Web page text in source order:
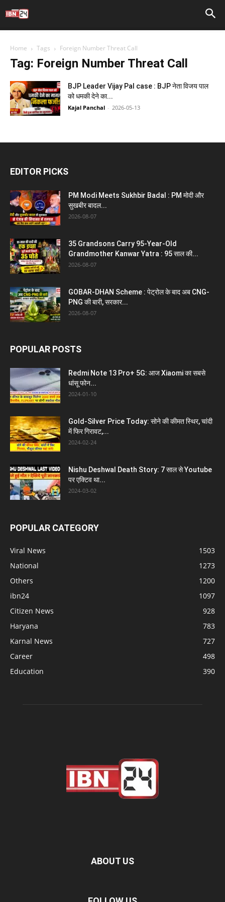
Home Tags Foreign Number Threat Call
Tag: Foreign Number Threat Call
BJP Leader Vijay Pal case : BJP नेता विजय पाल
को धमकी देने का...
Kajal Panchal - 2026-05-13
EDITOR PICKS
PM Modi Meets Sukhbir Badal : PM मोदी और
सुखबीर बादल...
2026-08-07
35 Grandsons Carry 95-Year-Old
Grandmother Kanwar Yatra : 95 साल की...
2026-08-07
GOBAR-DHAN Scheme : पेट्रोल के बाद अब CNG-
PNG की बारी, सरकार...
2026-08-07
POPULAR POSTS
Redmi Note 13 Pro+ 5G: आज Xiaomi का सबसे
धांसू फोन...
2024-01-10
Gold-Silver Price Today: सोने की कीमत स्थिर, चांदी
में फिर गिरावट,...
2024-02-24
Nishu Deshwal Death Story: 7 साल से Youtube
पर एक्टिव था...
2024-03-02
POPULAR CATEGORY
Viral News
1503
National
1273
Others
1200
ibn24
1097
Citizen News
928
Haryana
783
Karnal News
727
Career
498
Education
390
ABOUT US